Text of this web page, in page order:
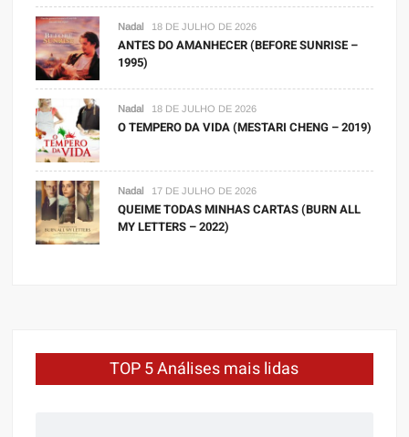
Nadal 18 DE JULHO DE 2026
ANTES DO AMANHECER (BEFORE SUNRISE –
1995)
Nadal 18 DE JULHO DE 2026
O TEMPERO DA VIDA (MESTARI CHENG – 2019)
Nadal 17 DE JULHO DE 2026
QUEIME TODAS MINHAS CARTAS (BURN ALL
MY LETTERS – 2022)
TOP 5 Análises mais lidas